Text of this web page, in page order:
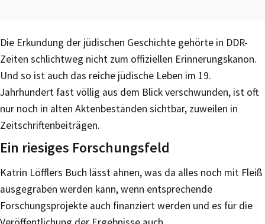
Die Erkundung der jüdischen Geschichte gehörte in DDR-
Zeiten schlichtweg nicht zum offiziellen Erinnerungskanon.
Und so ist auch das reiche jüdische Leben im 19.
Jahrhundert fast völlig aus dem Blick verschwunden, ist oft
nur noch in alten Aktenbeständen sichtbar, zuweilen in
Zeitschriftenbeiträgen.
Ein riesiges Forschungsfeld
Katrin Löfflers Buch lässt ahnen, was da alles noch mit Fleiß
ausgegraben werden kann, wenn entsprechende
Forschungsprojekte auch finanziert werden und es für die